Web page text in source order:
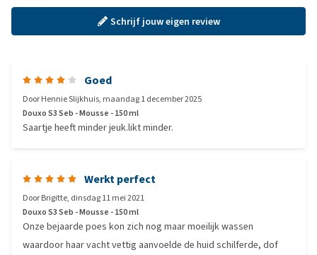
Schrijf jouw eigen review
Goed
DoorHennie Slijkhuis, maandag 1 december 2025
Douxo S3 Seb - Mousse - 150 ml
Saartje heeft minder jeuk.likt minder.
Werkt perfect
DoorBrigitte, dinsdag 11 mei 2021
Douxo S3 Seb - Mousse - 150 ml
Onze bejaarde poes kon zich nog maar moeilijk wassen
waardoor haar vacht vettig aanvoelde de huid schilferde, dof